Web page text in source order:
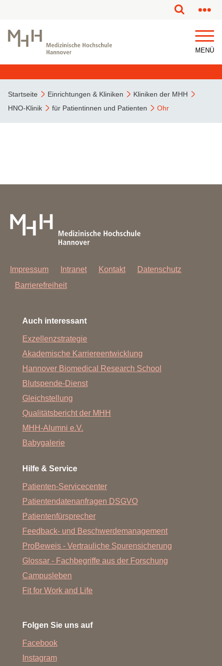
MENÜ
Startseite Einrichtungen & Kliniken
Kliniken der MHH
HNO-Klinik
für Patientinnen und Patienten Ohr
Impressum Intranet Kontakt
Datenschutz
Barrierefreiheit
Auch interessant
Exzellenzstrategie
Akademische Karriereentwicklung
Hannover Biomedical Research School
Blutspende-Dienst
Gleichstellung
Qualitätsbericht der MHH
MHH-Alumni e.V.
Babygalerie
Hilfe & Service
Patienten-Servicecenter
Patientendatenanfragen DSGVO
Patientenfürsprecher
Feedback- und Beschwerdemanagement
ProBeweis - Vertrauliche Spurensicherung
Glossar - Fachbegriffe aus der Forschung
Campusleben
Fit for Work and Life
Folgen Sie uns auf
Facebook
Instagram